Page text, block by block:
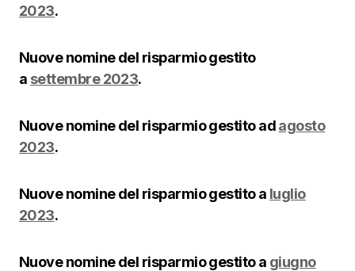
2023.
Nuove nomine del risparmio gestito
a settembre 2023.
Nuove nomine del risparmio gestito adagosto
2023.
Nuove nomine del risparmio gestito a luglio
2023.
Nuove nomine del risparmio gestito a giugno